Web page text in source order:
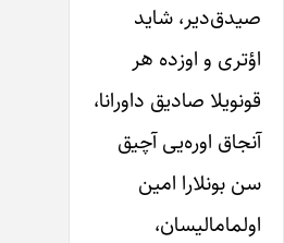
صیدق‌‌دیر، شاید‌
اؤتری و اوزده‌ هر
قو‌نویلا‌ صادیق داورانا،
آنجاق اوره‌یی‌ آچیق
سن بونلارا امین
اولمامالیسان،